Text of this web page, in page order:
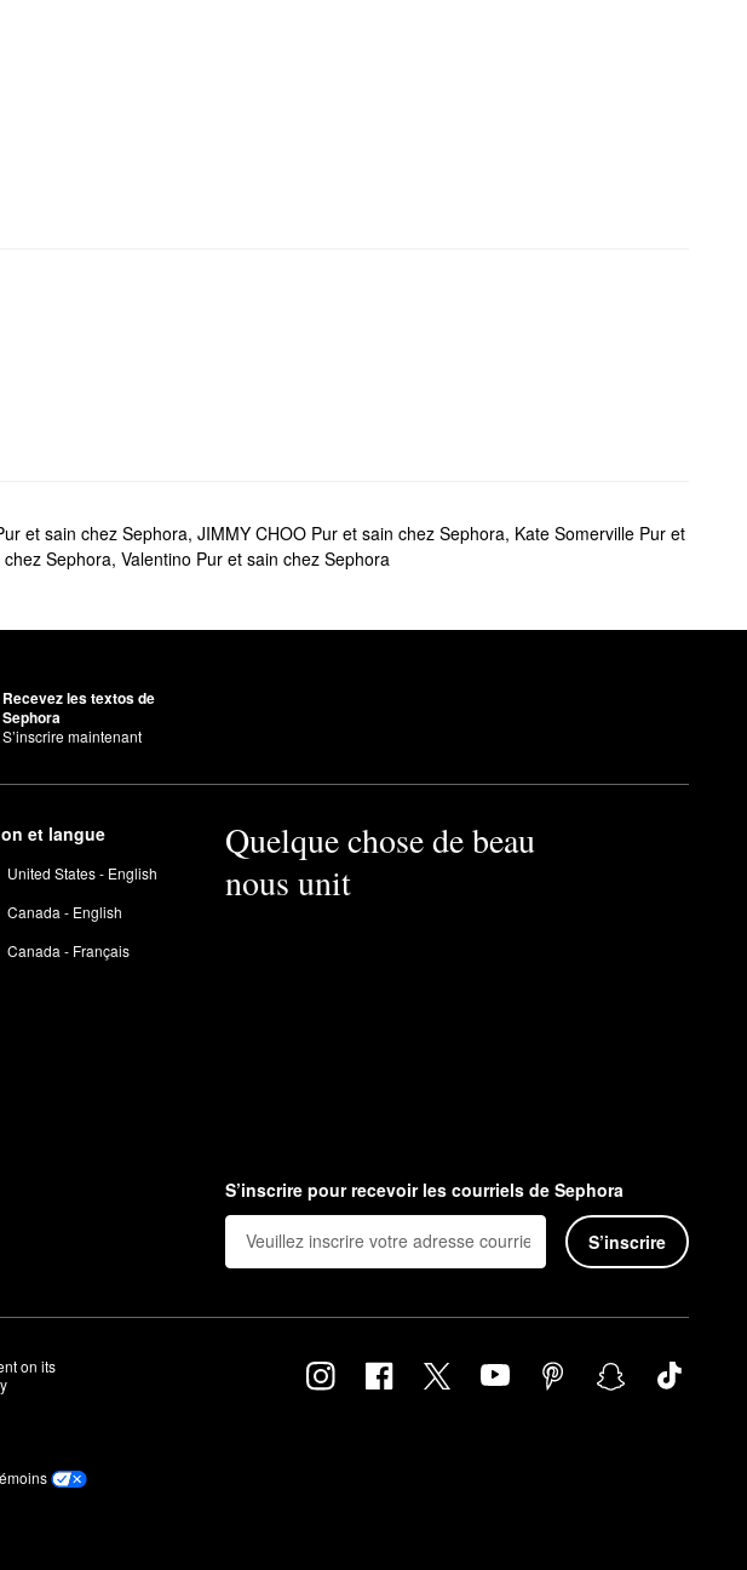
et sain chez Sephora, JIMMY CHOO Pur et sain chez Sephora, Kate Somerville Pur et
Sephora, Valentino Pur et sain chez Sephora
Recevez les textos de
Sephora
S’inscrire maintenant
et langue
United States - English
Canada - English
Canada - Français
Quelque chose de beau
nous unit
S’inscrire pour recevoir les courriels de Sephora
S’inscrire
on its